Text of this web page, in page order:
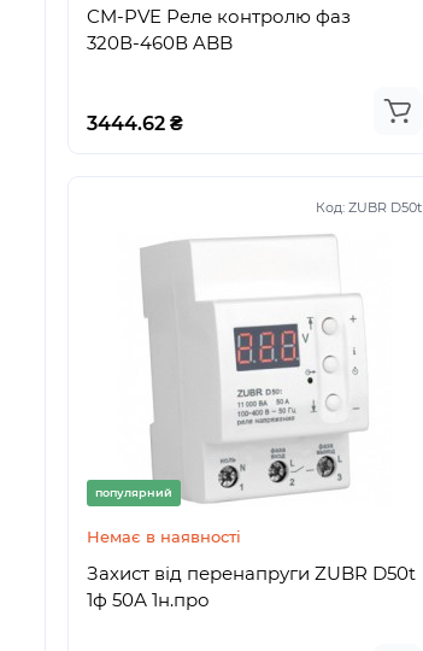
CM-PVE Реле контролю фаз
320В-460В ABB
3444.62 ₴
Код: ZUBR D50t
популярний
Немає в наявності
Захист від перенапруги ZUBR D50t
1ф 50А 1н.про